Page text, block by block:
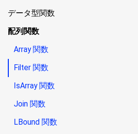
データ型関数
配列関数
Array 関数
Filter 関数
IsArray 関数
Join 関数
LBound 関数